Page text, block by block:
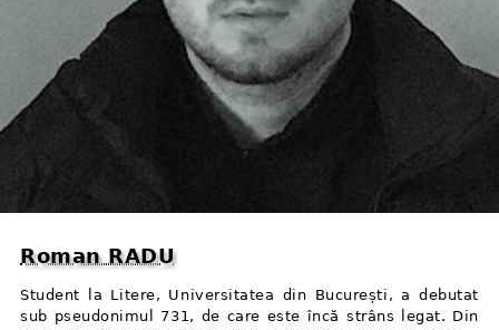
Roman RADU
Student la Litere, Universitatea din București, a debutat
sub pseudonimul 731, de care este încă strâns legat. Din